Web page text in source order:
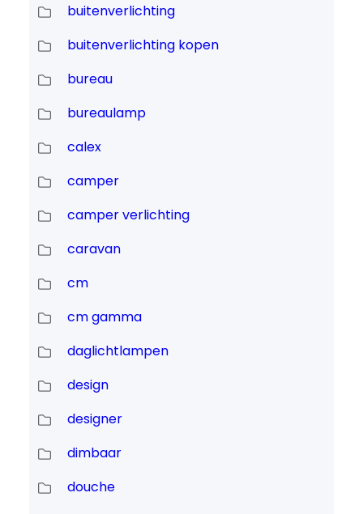
buitenverlichting
buitenverlichting kopen
bureau
bureaulamp
calex
camper
camper verlichting
caravan
cm
cm gamma
daglichtlampen
design
designer
dimbaar
douche